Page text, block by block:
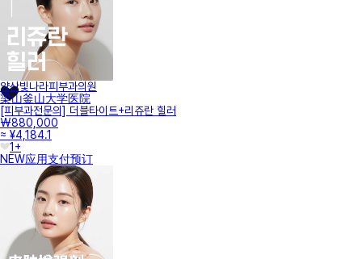
양산빛나라피부과의원
梁山釜山大学医院
[피부과전문의] 더블타이트+리쥬란 힐러
₩880,000
≈ ¥4,184.1
1+
NEW应用支付预订